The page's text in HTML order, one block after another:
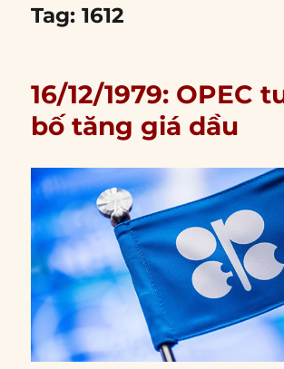
Tag:1612
16/12/1979: OPEC
bố tăng giá dầu